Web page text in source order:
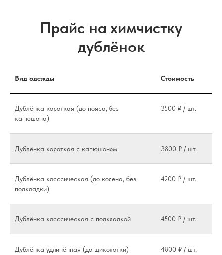
Прайс на химчистку
дублёнок
Вид одежды Стоимость
Дублёнка короткая (до пояса, без
капюшона)
3500 ₽ / шт.
Дублёнка короткая с капюшоном 3800 ₽ / шт.
Дублёнка классическая (до колена, без
подкладки)
4200 ₽ / шт.
Дублёнка классическая с подкладкой 4500 ₽ / шт.
Дублёнка удлинённая (до щиколотки) 4800 ₽ / шт.